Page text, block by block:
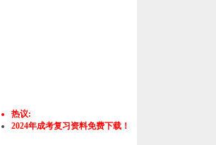
热议:
2024年成考复习资料免费下载！